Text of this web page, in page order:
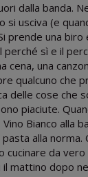
dalla banda.
si usciva (e
prende una biro
perché sì e il
cena, una
qualcuno che
delle cose che
piaciute.
Bianco alla
alla norma.
cucinare da
il mattino dopo